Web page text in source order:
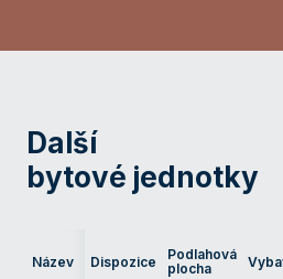
Další
bytové jednotky
Název Dispozice
Podlahová
plocha